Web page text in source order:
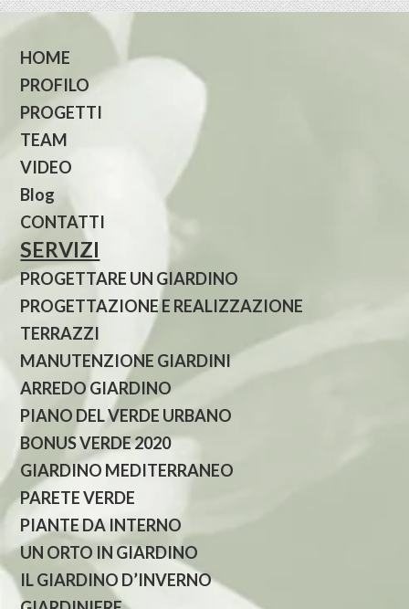
HOME
PROFILO
PROGETTI
TEAM
VIDEO
Blog
CONTATTI
SERVIZI
PROGETTARE UN GIARDINO
PROGETTAZIONE E REALIZZAZIONE
TERRAZZI
MANUTENZIONE GIARDINI
ARREDO GIARDINO
PIANO DEL VERDE URBANO
BONUS VERDE 2020
GIARDINO MEDITERRANEO
PARETE VERDE
PIANTE DA INTERNO
UN ORTO IN GIARDINO
IL GIARDINO D’INVERNO